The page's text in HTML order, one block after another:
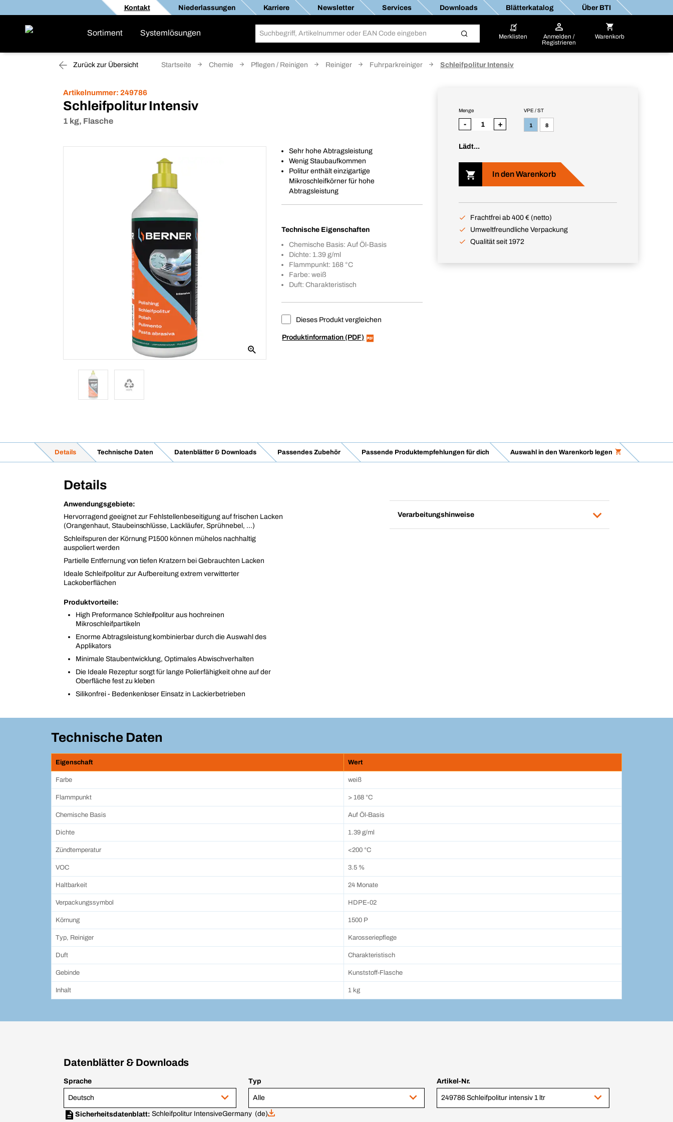
Kontakt Niederlassungen Karriere Newsletter Services Downloads Blätterkatalog Über BTI
Sortiment Systemlösungen Merklisten
Anmelden /
Registrieren
Warenkorb
Zurück zur Übersicht Startseite Chemie Pflegen / Reinigen Reiniger Fuhrparkreiniger Schleifpolitur Intensiv
Artikelnummer: 249786
Schleifpolitur Intensiv
1 kg, Flasche
Sehr hohe Abtragsleistung
Wenig Staubaufkommen
Politur enthält einzigartige
Mikroschleifkörner für hohe
Abtragsleistung
Technische Eigenschaften
Chemische Basis: Auf Öl-Basis
Dichte: 1.39 g/ml
Flammpunkt: 168 °C
Farbe: weiß
Duft: Charakteristisch
Dieses Produkt vergleichen
Produktinformation (PDF)
VPE / ST
1 8
Menge
- +
Lädt...
In den Warenkorb
Frachtfrei ab 400 € (netto)
Umweltfreundliche Verpackung
Qualität seit 1972
Details Technische Daten Datenblätter & Downloads Passendes Zubehör Passende Produktempfehlungen für dich Auswahl in den Warenkorb legen
Details
Anwendungsgebiete:
Hervorragend geeignet zur Fehlstellenbeseitigung auf frischen Lacken
(Orangenhaut, Staubeinschlüsse, Lackläufer, Sprühnebel, ...)
Schleifspuren der Körnung P1500 können mühelos nachhaltig
auspoliert werden
Partielle Entfernung von tiefen Kratzern bei Gebrauchten Lacken
Ideale Schleifpolitur zur Aufbereitung extrem verwitterter
Lackoberflächen
Produktvorteile:
High Preformance Schleifpolitur aus hochreinen
Mikroschleifpartikeln
Enorme Abtragsleistung kombinierbar durch die Auswahl des
Applikators
Minimale Staubentwicklung, Optimales Abwischverhalten
Die Ideale Rezeptur sorgt für lange Polierfähigkeit ohne auf der
Oberfläche fest zu kleben
Silikonfrei - Bedenkenloser Einsatz in Lackierbetrieben
Verarbeitungshinweise
Technische Daten
Eigenschaft Wert
Farbe weiß
Flammpunkt > 168 °C
Chemische Basis Auf Öl-Basis
Dichte 1.39 g/ml
Zündtemperatur <200 °C
VOC 3.5 %
Haltbarkeit 24 Monate
Verpackungssymbol HDPE-02
Körnung 1500 P
Typ, Reiniger Karosseriepflege
Duft Charakteristisch
Gebinde Kunststoff-Flasche
Inhalt 1 kg
Datenblätter & Downloads
Sprache
Deutsch
Typ
Alle
Artikel-Nr.
249786 Schleifpolitur intensiv 1 ltr
Sicherheitsdatenblatt: Schleifpolitur IntensiveGermany (de)